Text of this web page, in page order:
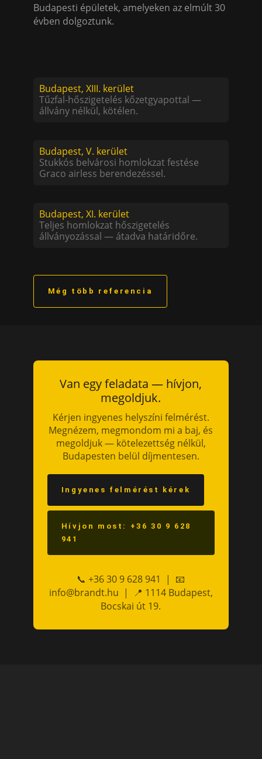
Budapesti épületek, amelyeken az elmúlt 30
évben dolgoztunk.
Budapest, XIII. kerület
Tűzfal-hőszigetelés kőzetgyapottal —
állvány nélkül, kötélen.
Budapest, V. kerület
Stukkós belvárosi homlokzat festése
Graco airless berendezéssel.
Budapest, XI. kerület
Teljes homlokzat hőszigetelés
állványozással — átadva határidőre.
Még több referencia
Van egy feladata — hívjon,
megoldjuk.
Kérjen ingyenes helyszíni felmérést.
Megnézem, megmondom mi a baj, és
megoldjuk — kötelezettség nélkül,
Budapesten belül díjmentesen.
Ingyenes felmérést kérek
Hívjon most: +36 30 9 628
941
📞 +36 30 9 628 941 | 📧
info@brandt.hu | 📍 1114 Budapest,
Bocskai út 19.